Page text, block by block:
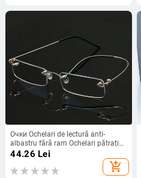
Очки Ochelari de lectură anti-
albastru fără ram Ochelari pătrați
de metal pentru prezbiție Ochelari
de vedere Ochelari pentru bărbați
pentru vedere +1,0 până la +4,0
44.26 Lei
add_shopping_cart